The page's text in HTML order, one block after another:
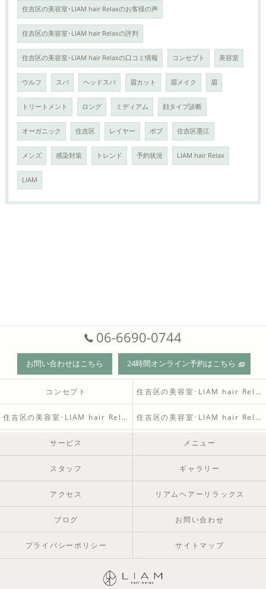
住吉区の美容室･LIAM hair Relaxのお客様の声
住吉区の美容室･LIAM hair Relaxの評判
住吉区の美容室･LIAM hair Relaxの口コミ情報 コンセプト 美容室
ウルフ スパ ヘッドスパ 眉カット 眉メイク 眉
トリートメント ロング ミディアム 顔タイプ診断
オーガニック 住吉区 レイヤー ボブ 住吉区墨江
メンズ 感染対策 トレンド 予約状況 LIAM hair Relax
LIAM
06-6690-0744
お問い合わせはこちら 24時間オンライン予約はこちら
コンセプト 住吉区の美容室･LIAM hair Relaxの口コミ情報
住吉区の美容室･LIAM hair Relaxの評判 住吉区の美容室･LIAM hair Relaxのお客様の声
サービス メニュー
スタッフ ギャラリー
アクセス リアムヘアーリラックス
ブログ お問い合わせ
プライバシーポリシー サイトマップ